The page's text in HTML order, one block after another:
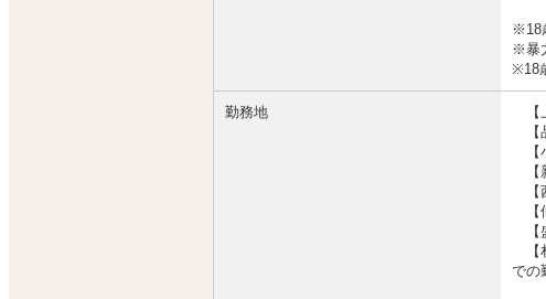
あくまでも最低額です あなたの頑張り次第
●正社員スタッフ：年収420万円以上
●ドライバー：年収600万円以上可（正社員登
●業務委託（アルバイト）：年収400万円以上
※18
※暴
※18
勤務地
【
【
【
【
【
【
【
【
での